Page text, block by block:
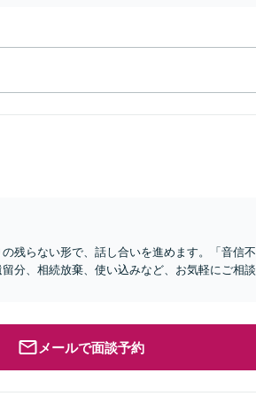
残らない形で、話し合いを進めます。「音信不
分、相続放棄、使い込みなど、お気軽にご相談
メールで面談予約